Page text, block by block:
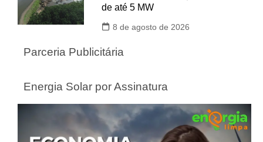
de até 5 MW
8 de agosto de 2026
Parceria Publicitária
Energia Solar por Assinatura